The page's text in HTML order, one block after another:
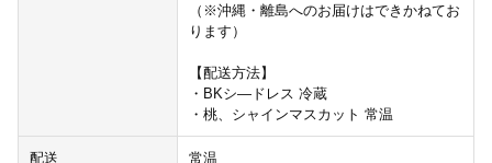
（※沖縄・離島へのお届けはできかねてお
ります）
【配送方法】
・BKシ―ドレス 冷蔵
・桃、シャインマスカット 常温
配送 常温